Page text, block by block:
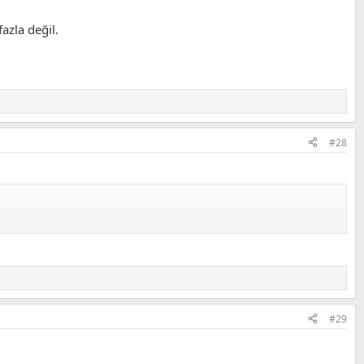
değil.
#28
#29